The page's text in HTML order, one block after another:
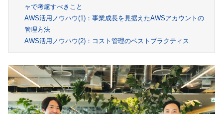
ャで考慮すべきこと
AWS活用ノウハウ(1)：事業成長を見据えたAWSアカウントの
管理方法
AWS活用ノウハウ(2)：コスト管理のベストプラクティス